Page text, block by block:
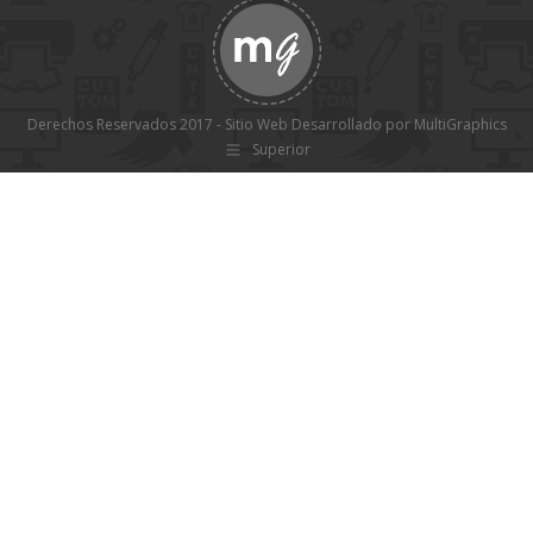
Derechos Reservados 2017 - Sitio Web Desarrollado por MultiGraphics
Superior